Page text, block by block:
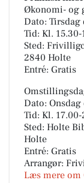
Økonomi- og
Dato:
Tid: Kl.
Sted:
2840 Holte
Entré: Gratis
Dato:
Tid: Kl.
Sted: Holte
Holte
Entré: Gratis
Arrangør:
Læs mere